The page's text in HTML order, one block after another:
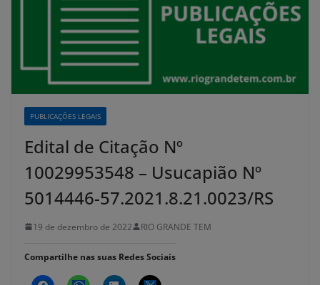
PUBLICAÇÕES LEGAIS
Edital de Citação Nº
10029953548 – Usucapião Nº
5014446-57.2021.8.21.0023/RS
19 de dezembro de 2022 RIO GRANDE TEM
Compartilhe nas suas Redes Sociais